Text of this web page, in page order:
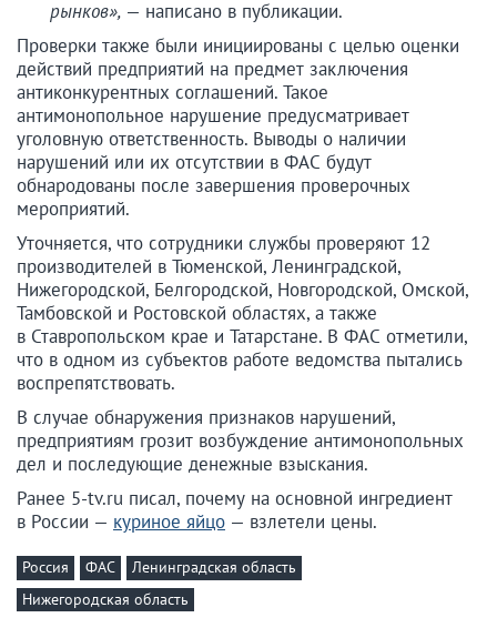
рынков», — написано в публикации.
Проверки также были инициированы с целью оценки
действий предприятий на предмет заключения
антиконкурентных соглашений. Такое
антимонопольное нарушение предусматривает
уголовную ответственность. Выводы о наличии
нарушений или их отсутствии в ФАС будут
обнародованы после завершения проверочных
мероприятий.
Уточняется, что сотрудники службы проверяют 12
производителей в Тюменской, Ленинградской,
Нижегородской, Белгородской, Новгородской, Омской,
Тамбовской и Ростовской областях, а также
в Ставропольском крае и Татарстане. В ФАС отметили,
что в одном из субъектов работе ведомства пытались
воспрепятствовать.
В случае обнаружения признаков нарушений,
предприятиям грозит возбуждение антимонопольных
дел и последующие денежные взыскания.
Ранее 5-tv.ru писал, почему на основной ингредиент
в России — куриное яйцо — взлетели цены.
Россия ФАС
Ленинградская область
Нижегородская область